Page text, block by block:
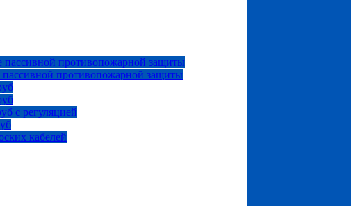
пассивной противопожарной защиты
противопожарной защиты
с регуляцией
кабелей